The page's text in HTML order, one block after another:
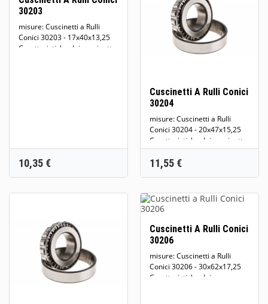
30203
misure: Cuscinetti a Rulli
Conici 30203 - 17x40x13,25
Caratteristiche dei cuscinetti
Prezzo
10,35 €
Cuscinetti A Rulli Conici
30204
misure: Cuscinetti a Rulli
Conici 30204 - 20x47x15,25
Caratteristiche dei cuscinetti
a...
Prezzo
11,55 €
Cuscinetti A Rulli Conici
30206
misure: Cuscinetti a Rulli
Conici 30206 - 30x62x17,25
Caratteristiche dei...